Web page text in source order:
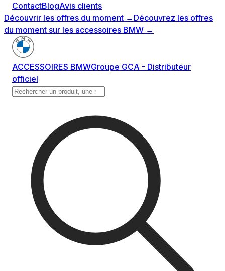
ContactBlogAvis clients
Découvrir les offres du moment → Découvrez les offres
du moment sur les accessoires BMW →
ACCESSOIRES BMWGroupe GCA - Distributeur
officiel